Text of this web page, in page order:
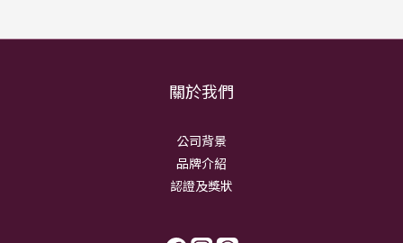
關於我們
公司背景
品牌介紹
認證及獎狀